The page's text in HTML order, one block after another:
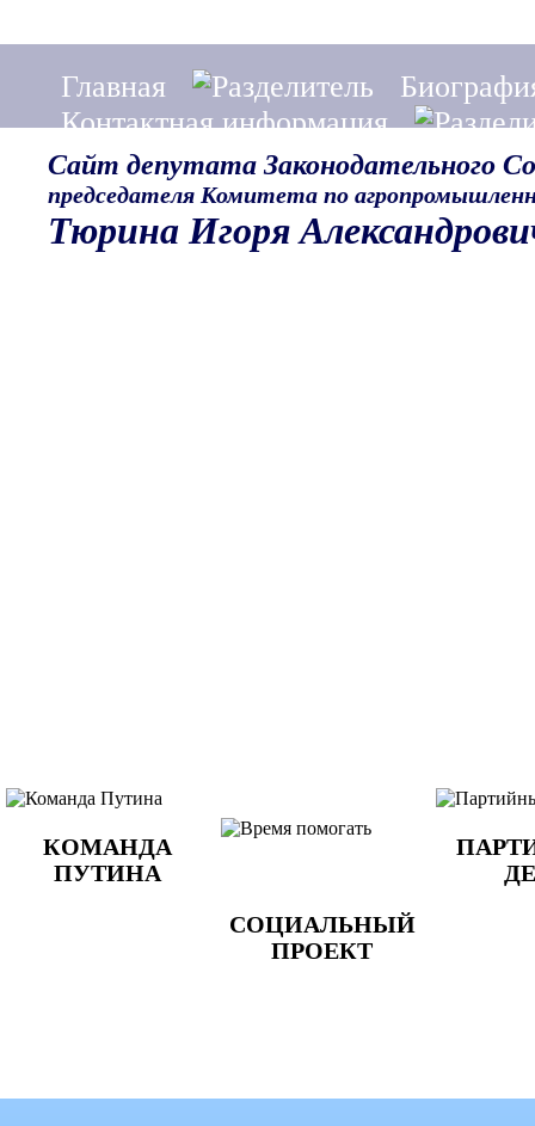
Главная
Контактная информация
Сайт депутата Законодательного
председателя Комитета по
Тюрина Игоря
КОМАНДА
ПУТИНА
СОЦИАЛЬНЫЙ
ПРОЕКТ